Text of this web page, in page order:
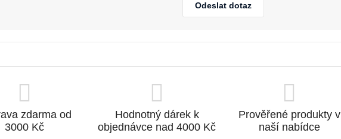
Odeslat dotaz
zdarma od
3000 Kč
Hodnotný dárek k
objednávce nad 4000 Kč
Prověřené produkty v
naší nabídce